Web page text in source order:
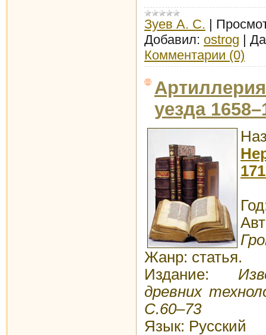
Зуев А. С.
Добавил: ostrog
Комментарии (0)
уезда
Жанр: статья.
Издание:
древних
С.60–73
Язык: Русский